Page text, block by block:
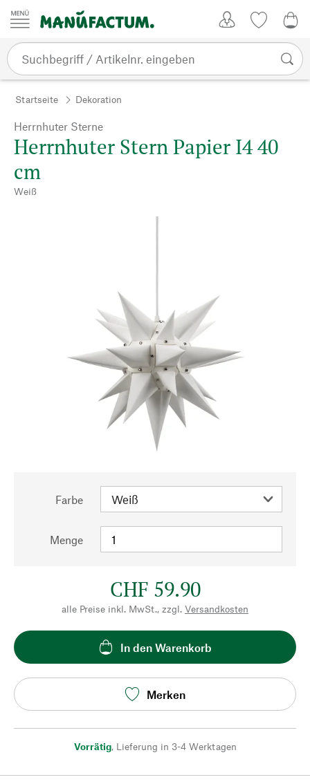
Zum Inhalt springen
Startseite Dekoration
Herrnhuter Sterne
Herrnhuter Stern Papier I4 40
cm
Weiß
Farbe
Menge
CHF 59.90
alle Preise inkl. MwSt., zzgl. Versandkosten
In den Warenkorb
Merken
Vorrätig, Lieferung in 3-4 Werktagen